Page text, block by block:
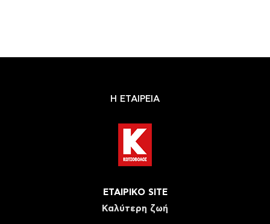
Η ΕΤΑΙΡΕΙΑ
ΕΤΑΙΡΙΚΟ SITE
Καλύτερη ζωή